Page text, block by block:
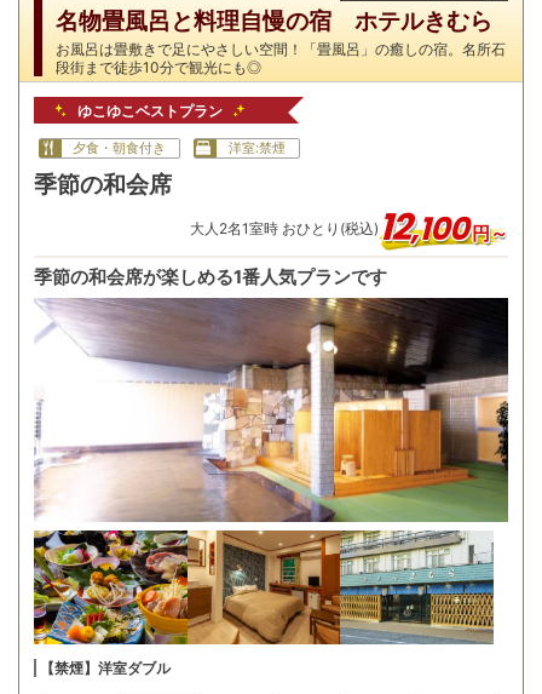
名物畳風呂と料理自慢の宿 ホテルきむら
お風呂は畳敷きで足にやさしい空間！「畳風呂」の癒しの宿。名所石
段街まで徒歩10分で観光にも◎
ゆこゆこベストプラン
夕食・朝食付き 洋室:禁煙
季節の和会席
大人 2名1室時 おひとり(税込)12,100円～
季節の和会席が楽しめる1番人気プランです
【禁煙】洋室ダブル